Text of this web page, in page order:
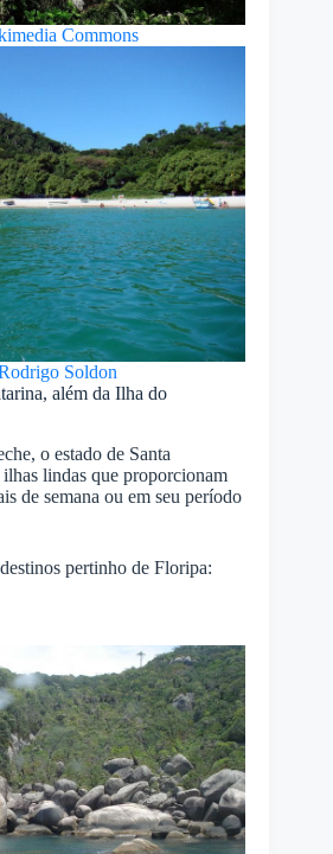
Commons
Soldon
além da Ilha do
o estado de Santa
lindas que proporcionam
de semana ou em seu período
pertinho de Floripa: